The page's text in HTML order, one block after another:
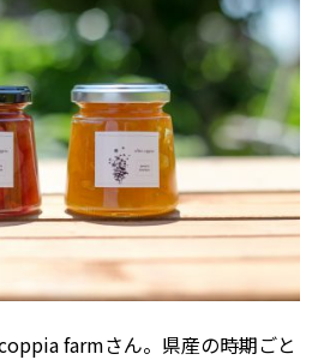
farmさん。県産の時期ごと